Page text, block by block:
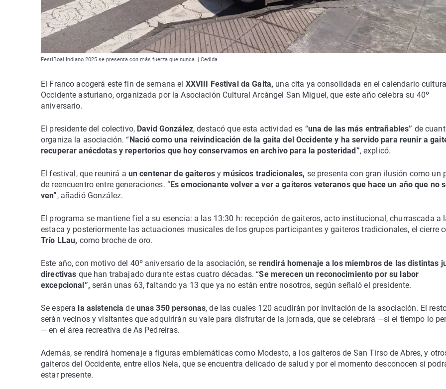
FestiBoal Indiano 2025 se presenta con más fuerza que nunca. | Cedida
El Franco acogerá este fin de semana el XXVIII Festival da Gaita, una cita ya consolidada en el calendario
Occidente asturiano, organizada por la Asociación Cultural Arcángel San Miguel, que este año celebra su 40º
aniversario.
El presidente del colectivo,David González, destacó que esta actividad es “una de las más entrañables” de
organiza la asociación. “Nació como una reivindicación de la gaita del Occidente y ha servido para reunir a
recuperar anécdotas y repertorios que hoy conservamos en archivo para la posteridad”, explicó.
El festival, que reunirá a un centenar de gaiteros ymúsicos tradicionales, se presenta con gran ilusión como un
de reencuentro entre generaciones. “Es emocionante volver a ver a gaiteros veteranos que hace un año que no
ven”, añadió González.
El programa se mantiene fiel a su esencia: a las 13:30 h: recepción de gaiteros, acto institucional, churrascada a
estaca y posteriormente las actuaciones musicales de los grupos participantes y gaiteros tradicionales, el cierre
Trío LLau, como broche de oro.
Este año, con motivo del 40º aniversario de la asociación, se rendirá homenaje a los miembros de las distintas
directivas que han trabajado durante estas cuatro décadas. “Se merecen un reconocimiento por su labor
excepcional”, serán unas 63, faltando ya 13 que ya no están entre nosotros, según señaló el presidente.
Se espera la asistencia de unas 350 personas, de las cuales 120 acudirán por invitación de la asociación. El
serán vecinos y visitantes que adquirirán su vale para disfrutar de la jornada, que se celebrará —si el tiempo lo
— en el área recreativa de As Pedreiras.
Además, se rendirá homenaje a figuras emblemáticas como Modesto, a los gaiteros de San Tirso de Abres, y
gaiteros del Occidente, entre ellos Nela, que se encuentra delicado de salud y por el momento desconocen si
estar presente.